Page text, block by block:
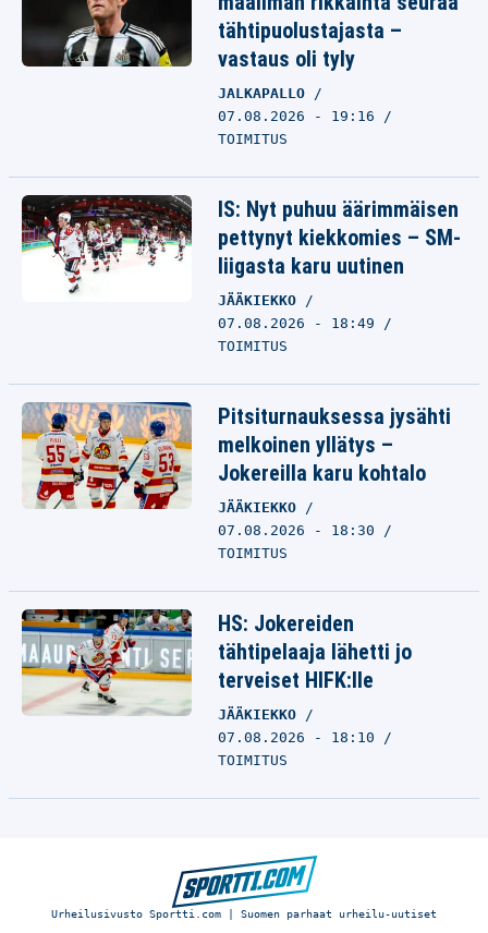
tähtipuolustajasta –
vastaus oli tyly
JALKAPALLO
07.08.2026 - 19:16
TOIMITUS
IS: Nyt puhuu äärimmäisen
pettynyt kiekkomies – SM-
liigasta karu uutinen
JÄÄKIEKKO
07.08.2026 - 18:49
TOIMITUS
Pitsiturnauksessa jysähti
melkoinen yllätys –
Jokereilla karu kohtalo
JÄÄKIEKKO
07.08.2026 - 18:30
TOIMITUS
HS: Jokereiden
tähtipelaaja lähetti jo
terveiset HIFK:lle
JÄÄKIEKKO
07.08.2026 - 18:10
TOIMITUS
Urheilusivusto Sportti.com | Suomen parhaat urheilu-uutiset